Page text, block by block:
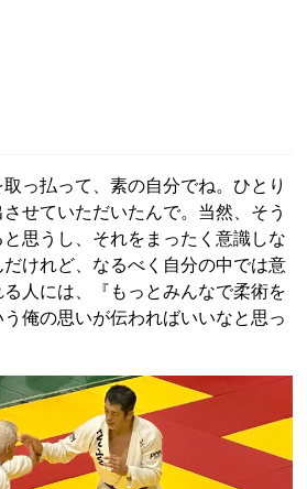
取っ払って、素の自分でね。ひとり
せていただいたんで。当然、そう
思うし、それをまったく意識しな
けれど、なるべく自分の中では意
人には、『もっとみんなで柔術を
俺の思いが伝わればいいなと思っ